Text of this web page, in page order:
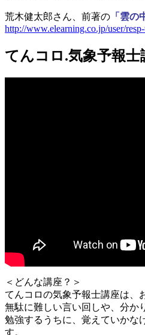
荒木健太郎さん、前著の 「雲の
http://www.elearning.co.jp/user/
てんコロ.気象予報士
＜どんな講座？＞
てんコロの気象予報士講座は、
無駄に難しい言い回しや、分か
勉強するうちに、覚えていかな
す。